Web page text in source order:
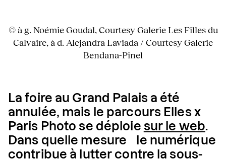
© à g. Noémie Goudal, Courtesy Galerie Les Filles du
Calvaire, à d. Alejandra Laviada / Courtesy Galerie
Bendana-Pinel
La foire au Grand Palais a été
annulée, mais le parcours Elles x
Paris Photo se déploie sur le web.
Dans quelle mesure le numérique
contribue à lutter contre la sous-